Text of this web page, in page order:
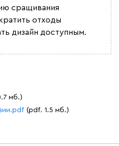
Молочный Серый
Терракота Тёмно-синий
сращивания
отходы
дизайн доступным.
мб.)
(pdf. 1.5 мб.)